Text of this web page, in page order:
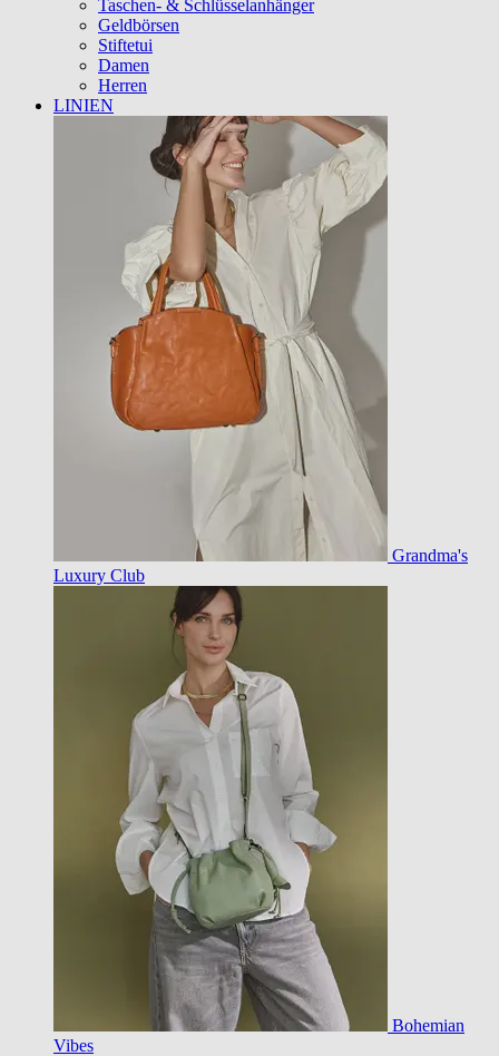
Taschen- & Schlüsselanhänger
Geldbörsen
Stiftetui
Damen
Herren
LINIEN
Grandma's
Luxury Club
Bohemian
Vibes